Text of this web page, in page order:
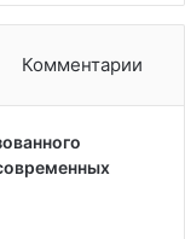
Комментарии